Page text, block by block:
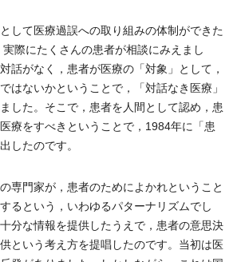
して医療過誤への取り組みの体制ができた
際にたくさんの患者が相談にみえまし
話がなく，患者が医療の「対象」として，
はないかということで，「対話なき医療」
した。そこで，患者を人間として認め，患
療をすべきということで，1984年に「患
したのです。
専門家が，患者のためによかれということ
るという，いわゆるパターナリズムでし
分な情報を提供したうえで，患者の意思決
という考え方を提唱したのです。当初は医